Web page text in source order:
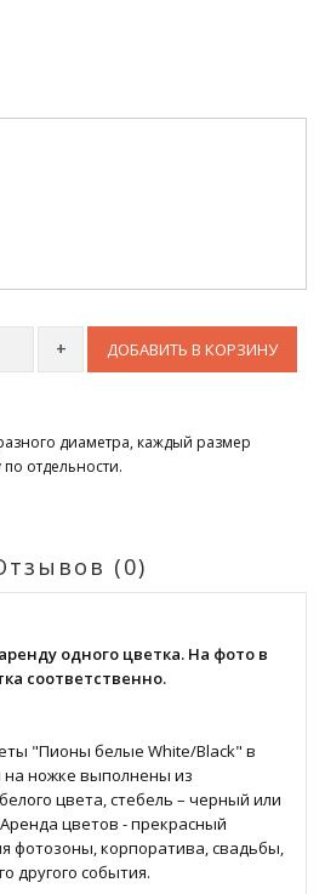
ДОБАВИТЬ В КОРЗИНУ
диаметра, каждый размер
по отдельности.
(0)
одного цветка. На фото в
соответственно.
"Пионы белые White/Black" в
ножке выполнены из
цвета, стебель – черный или
цветов - прекрасный
фотозоны, корпоратива, свадьбы,
другого события.